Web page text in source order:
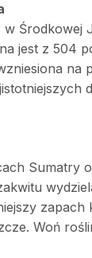
Środkowej
jest z 504
Sumatry
Woń